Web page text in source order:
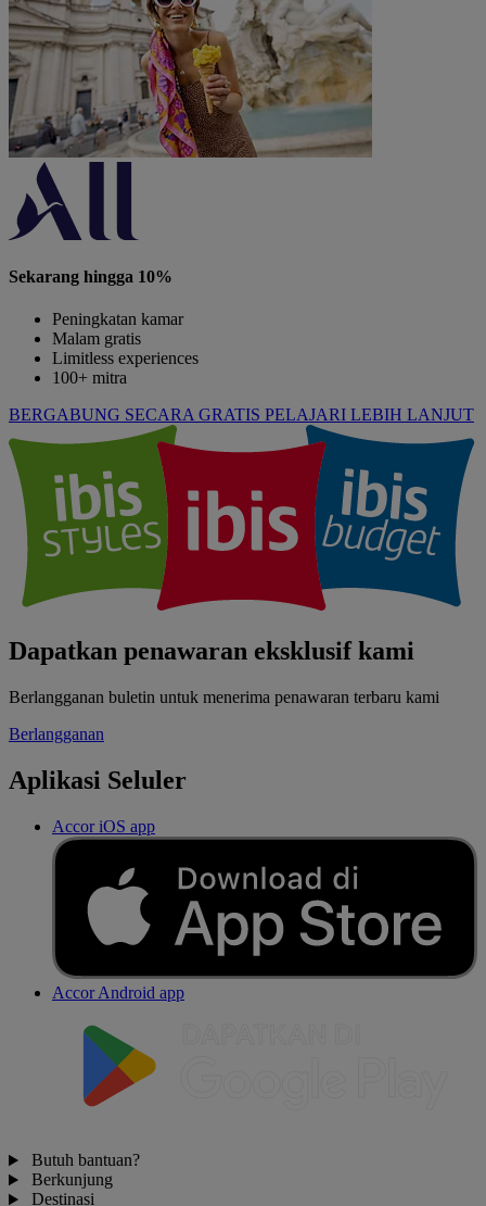
Sekarang hingga 10%
Peningkatan kamar
Malam gratis
Limitless experiences
100+ mitra
BERGABUNG SECARA GRATIS PELAJARI LEBIH LANJUT
Dapatkan penawaran eksklusif kami
Berlangganan buletin untuk menerima penawaran terbaru kami
Berlangganan
Aplikasi Seluler
Accor iOS app
Accor Android app
Butuh bantuan?
Berkunjung
Destinasi